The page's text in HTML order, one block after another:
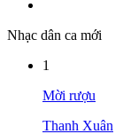
Nhạc dân ca mới
1
Mời rượu
Thanh Xuân